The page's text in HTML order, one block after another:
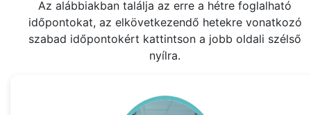
Az alábbiakban találja az erre a hétre foglalható
időpontokat, az elkövetkezendő hetekre vonatkozó
szabad időpontokért kattintson a jobb oldali szélső
nyílra.